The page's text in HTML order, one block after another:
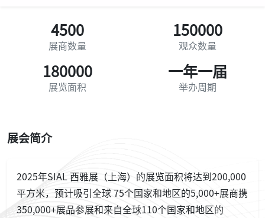
4500
展商数量
150000
观众数量
180000
展览面积
一年一届
举办周期
展会简介
2025年SIAL 西雅展（上海）的展览面积将达到200,000
平方米，预计吸引全球 75个国家和地区的5,000+展商携
350,000+展品参展和来自全球110个国家和地区的